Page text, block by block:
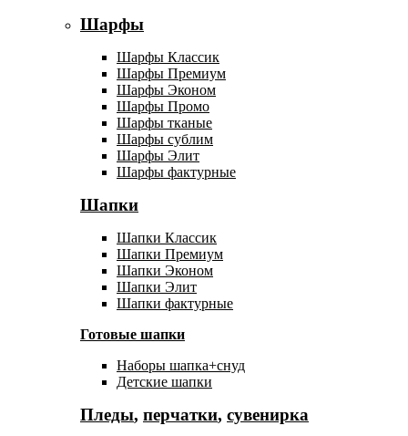
Шарфы
Шарфы Классик
Шарфы Премиум
Шарфы Эконом
Шарфы Промо
Шарфы тканые
Шарфы сублим
Шарфы Элит
Шарфы фактурные
Шапки
Шапки Классик
Шапки Премиум
Шапки Эконом
Шапки Элит
Шапки фактурные
Готовые шапки
Наборы шапка+снуд
Детские шапки
Пледы, перчатки, сувенирка